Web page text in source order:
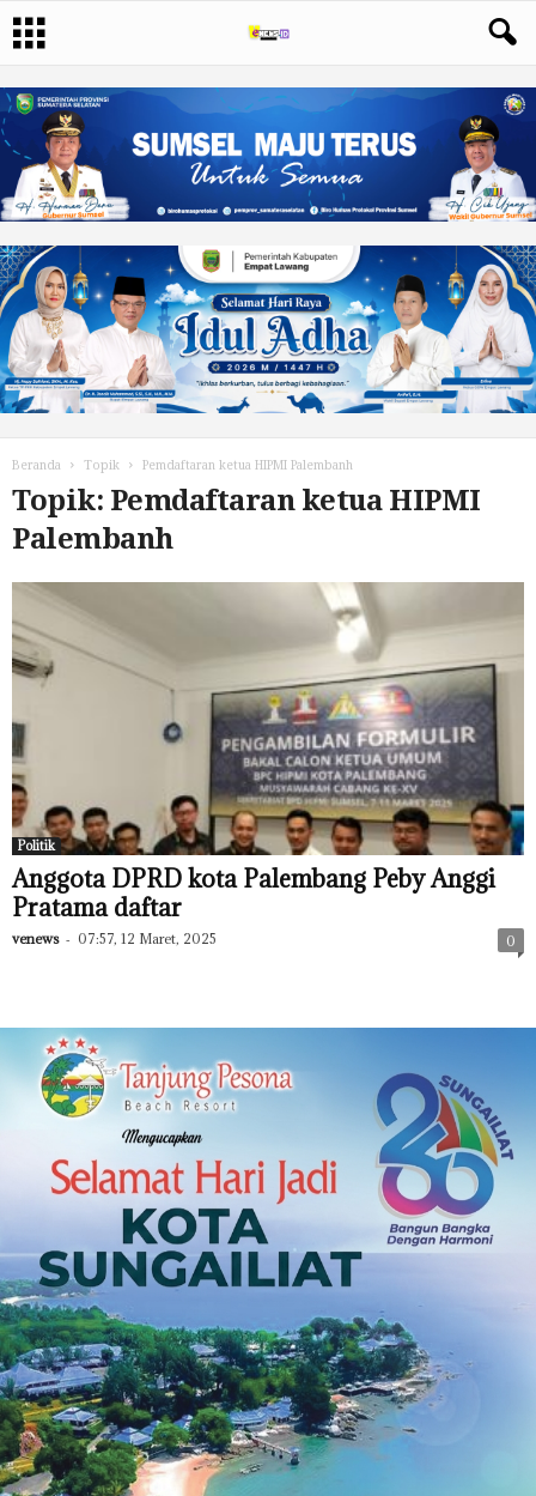
Beranda Topik Pemdaftaran ketua HIPMI Palembanh
Topik: Pemdaftaran ketua HIPMI
Palembanh
Politik
Anggota DPRD kota Palembang Peby Anggi
Pratama daftar
venews - 07:57, 12 Maret, 2025 0